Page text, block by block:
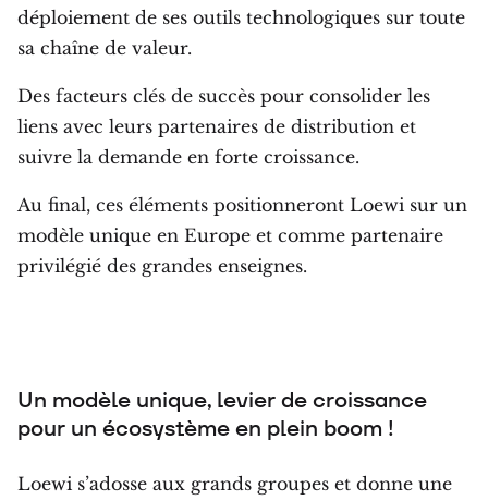
déploiement de ses outils technologiques sur toute
sa chaîne de valeur.
Des facteurs clés de succès pour consolider les
liens avec leurs partenaires de distribution et
suivre la demande en forte croissance.
Au final, ces éléments positionneront Loewi sur un
modèle unique en Europe et comme partenaire
privilégié des grandes enseignes.
Un modèle unique, levier de croissance
pour un écosystème en plein boom !
Loewi s’adosse aux grands groupes et donne une